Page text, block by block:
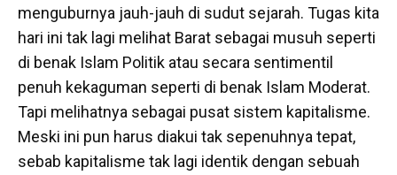
menguburnya jauh-jauh di sudut sejarah. Tugas kita
hari ini tak lagi melihat Barat sebagai musuh seperti
di benak Islam Politik atau secara sentimentil
penuh kekaguman seperti di benak Islam Moderat.
Tapi melihatnya sebagai pusat sistem kapitalisme.
Meski ini pun harus diakui tak sepenuhnya tepat,
sebab kapitalisme tak lagi identik dengan sebuah